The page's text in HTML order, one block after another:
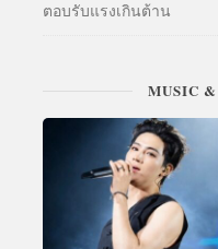
ตอบรับแรงเกินต้าน
MUSIC